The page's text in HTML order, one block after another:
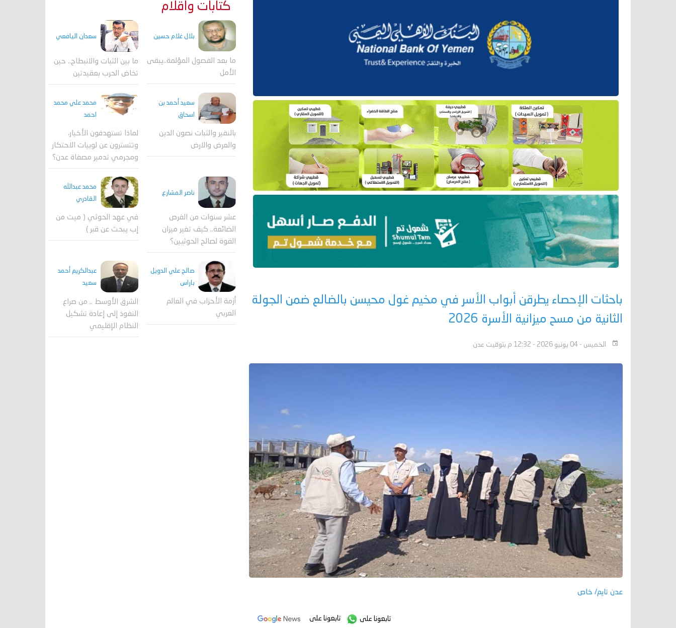
باحثات الإحصاء يطرقن أبواب الأسر في مخيم غول محيسن بالضالع ضمن الجولة
الثانية من مسح ميزانية الأسرة 2026
الخميس - 04 يونيو 2026 - 12:32 م بتوقيت عدن
عدن تايم/ خاص
تابعونا على تابعونا على
كتابات واقلام
بلال غلام حسين
ما بعد الفصول المؤلمة..يبقى
الأمل
سعدان اليافعي
ما بين الثبات والانبطاح.. حين
تخاض الحرب بعقيدتين
سعيد أحمد بن
اسحاق
بالنفير والثبات نصون الدين
والعرض والارض
محمد علي محمد
احمد
لماذا تستهدفون الأخيار،
وتتسترون عن لوبيات الاحتكار
ومجرمي تدمير مصفاة عدن؟
ناصر المشارع
عشر سنوات من الفرص
الضائعة.. كيف تغير ميزان
القوة لصالح الحوثيين؟
محمد عبدالله
القادري
في عهد الحوثي ( ميت من
إب يبحث عن قبر )
صالح علي الدويل
باراس
أزمة الأحزاب في العالم
العربي
عبدالكريم أحمد
سعيد
الشرق الأوسط .. من صراع
النفوذ إلى إعادة تشكيل
النظام الإقليمي